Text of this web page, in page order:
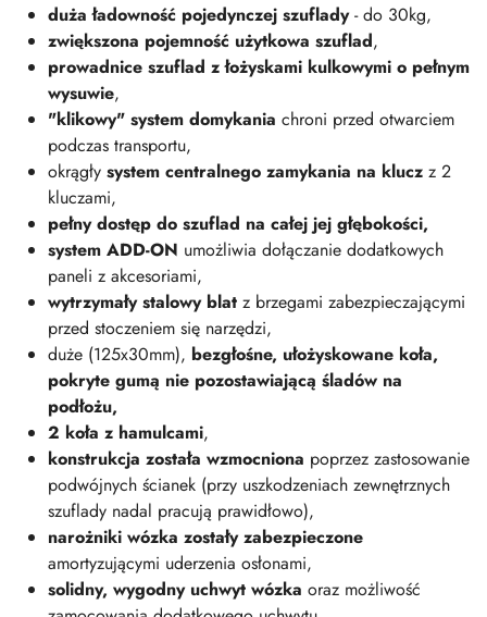
duża ładowność pojedynczej szuflady- do 30kg,
zwiększona pojemność użytkowa szuflad,
prowadnice szuflad z łożyskami kulkowymi o pełnym
wysuwie,
"klikowy" system domykania chroni przed otwarciem
podczas transportu,
okrągły system centralnego zamykania na klucz z 2
kluczami,
pełny dostęp do szuflad na całej jej głębokości,
system ADD-ON umożliwia dołączanie dodatkowych
paneli z akcesoriami,
wytrzymały stalowy blat z brzegami zabezpieczającymi
przed stoczeniem się narzędzi,
duże (125x30mm), bezgłośne, ułożyskowane koła,
pokryte gumą nie pozostawiającą śladów na
podłożu,
2 koła z hamulcami,
konstrukcja została wzmocniona poprzez zastosowanie
podwójnych ścianek (przy uszkodzeniach zewnętrznych
szuflady nadal pracują prawidłowo),
narożniki wózka zostały zabezpieczone
amortyzującymi uderzenia osłonami,
solidny, wygodny uchwyt wózka oraz możliwość